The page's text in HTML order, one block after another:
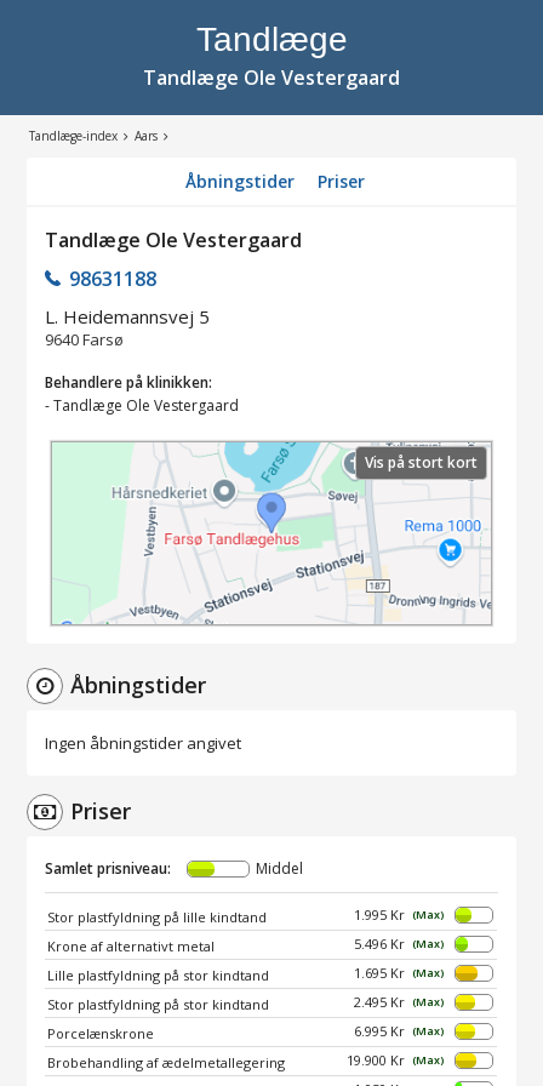
Tandlæge
Tandlæge Ole Vestergaard
Tandlæge-index Aars
Åbningstider Priser
Tandlæge Ole Vestergaard
98631188
L. Heidemannsvej 5
9640Farsø
Behandlere på klinikken:
-Tandlæge Ole Vestergaard
Vis på stort kort
Åbningstider
Ingen åbningstider angivet
Priser
Samlet prisniveau: Middel
Stor plastfyldning på lille kindtand 1.995 Kr (Max)
Krone af alternativt metal 5.496 Kr (Max)
Lille plastfyldning på stor kindtand 1.695 Kr (Max)
Stor plastfyldning på stor kindtand 2.495 Kr (Max)
Porcelænskrone 6.995 Kr (Max)
Brobehandling af ædelmetallegering 19.900 Kr (Max)